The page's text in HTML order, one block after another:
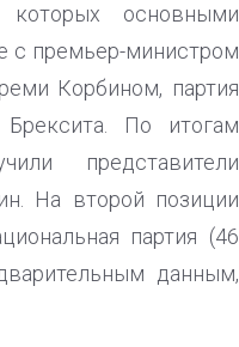
основными
с премьер-министром
Корбином, партия
По итогам
представители
На второй позиции
партия (46
данным,